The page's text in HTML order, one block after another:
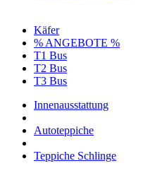
Käfer
% ANGEBOTE %
T1 Bus
T2 Bus
T3 Bus
Innenausstattung
Autoteppiche
Teppiche Schlinge